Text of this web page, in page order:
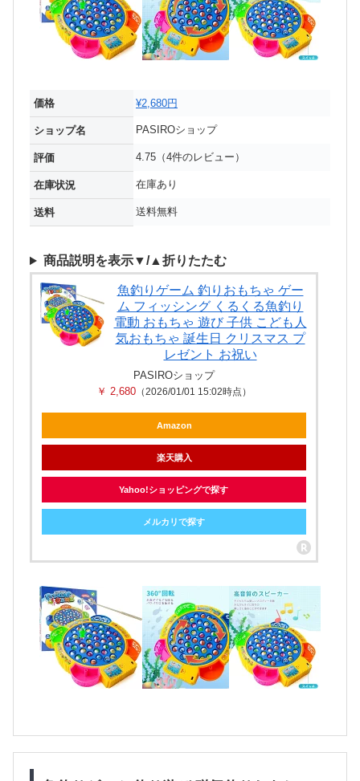
価格 ¥2,680円
ショップ名 PASIROショップ
評価 4.75（4件のレビュー）
在庫状況 在庫あり
送料 送料無料
商品説明を表示▼/▲折りたたむ
魚釣りゲーム 釣りおもちゃ ゲー
ム フィッシング くるくる魚釣り
電動 おもちゃ 遊び 子供 こども人
気おもちゃ 誕生日 クリスマス プ
レゼント お祝い
PASIROショップ
￥ 2,680 （2026/01/01 15:02時点）
Amazon
楽天購入
Yahoo!ショッピングで探す
メルカリで探す